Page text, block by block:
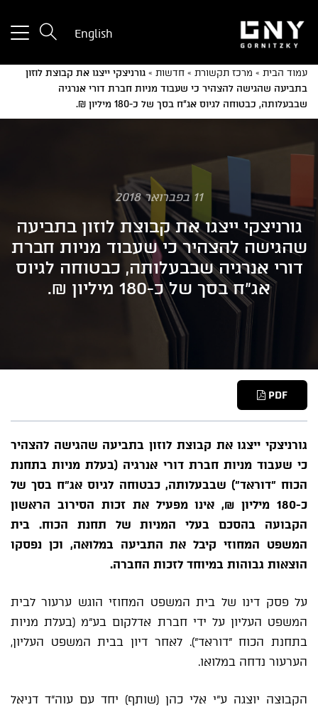
English
עמוד הבית » מרכז תקשורת » חדשות » גורניצקי ייצגו את קבוצת לוזון
בתביעה שהגישה להצהיר כי שעבוד מניות חברת דורי אנרגיה
שבבעלותה, כבטוחה לגיוס אג"ח בסך של כ-180 מיליון ₪.
11 בפברואר 2018
גורניצקי ייצגו את קבוצת לוזון בתביעה
שהגישה להצהיר כי שעבוד מניות חברת
דורי אנרגיה שבבעלותה, כבטוחה לגיוס
אג"ח בסך של כ-180 מיליון ₪.
PDF
גורניצקי ייצגו את קבוצת לוזון בתביעה שהגישה להצהיר
כי שעבוד מניות חברת דורי אנרגיה (בעלת מניות בתחנת
הכוח "דוראד") שבבעלותה, כבטוחה לגיוס אג"ח בסך של
כ-180 מיליון ₪, אינו מפעיל את זכות הסירוב הראשון
הקבועה בהסכם בעלי המניות של תחנת הכוח. בית
המשפט המחוזי קיבל את התביעה במלואה, וכן נפסקו
הוצאות גבוהות במיוחד לזכות החברה.
על פסק דינו של בית המשפט המחוזי הוגש ערעור לבית
המשפט העליון על ידי חברת אדלקום בע"מ (בעלת מניות
בתחנת הכוח "דוראד"). לאחר דיון בבית המשפט העליון,
הערעור נדחה במלואו.
הקבוצה יוצגה ע"י אלי כהן (שותף) יחד עם עוה"ד דניאל